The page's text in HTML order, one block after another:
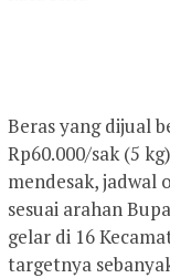
Beras yang dijual
Rp60.000/sak (5
mendesak, jadwal
sesuai arahan
gelar di 16
targetnya